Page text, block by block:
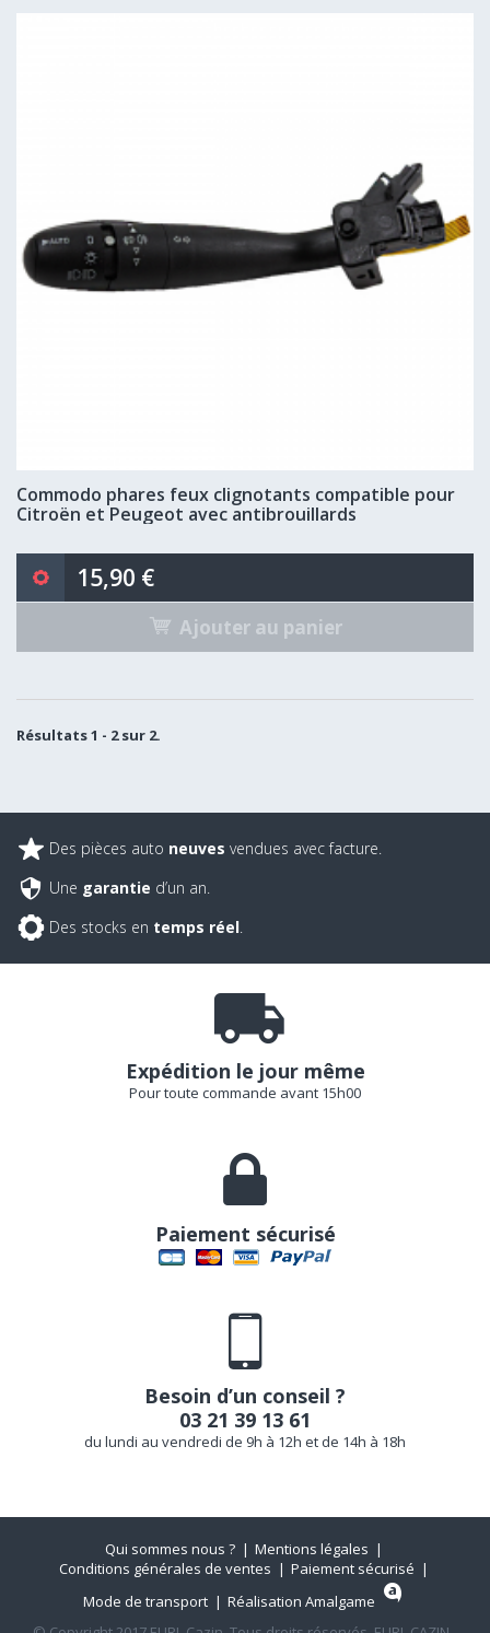
Commodo phares feux clignotants compatible pour
Citroën et Peugeot avec antibrouillards
15,90 €
Ajouter au panier
Résultats 1 - 2 sur 2.
Des pièces auto neuves vendues avec facture.
Une garantie d’un an.
Des stocks en temps réel.
Expédition le jour même
Pour toute commande avant 15h00
Paiement sécurisé
Besoin d’un conseil ?
03 21 39 13 61
du lundi au vendredi de 9h à 12h et de 14h à 18h
Qui sommes nous ?
Mentions légales
Conditions générales de ventes
Paiement sécurisé
Mode de transport
Réalisation Amalgame